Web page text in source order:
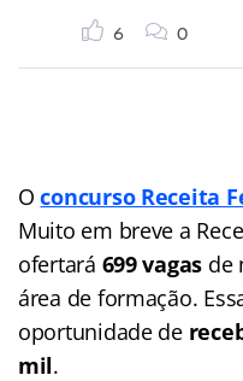
6 0
Oconcurso Receita
Muito em breve a
ofertará 699 vagas de
área de formação.
oportunidade de
mil.